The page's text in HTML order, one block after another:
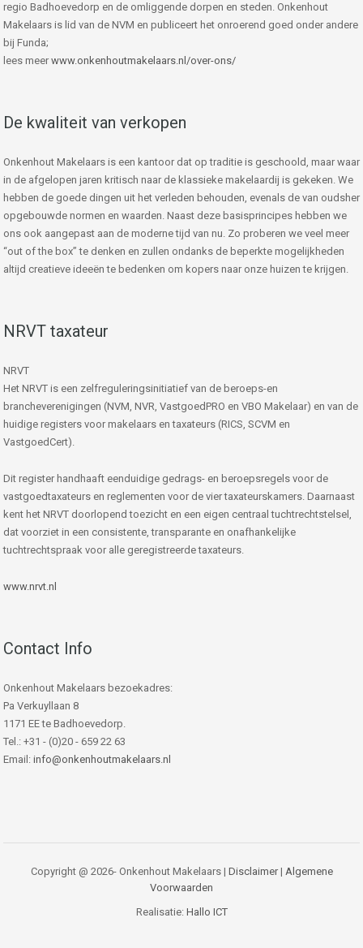
regio Badhoevedorp en de omliggende dorpen en steden. Onkenhout
Makelaars is lid van de NVM en publiceert het onroerend goed onder andere
bij Funda;
lees meer www.onkenhoutmakelaars.nl/over-ons/
De kwaliteit van verkopen
Onkenhout Makelaars is een kantoor dat op traditie is geschoold, maar waar
in de afgelopen jaren kritisch naar de klassieke makelaardij is gekeken. We
hebben de goede dingen uit het verleden behouden, evenals de van oudsher
opgebouwde normen en waarden. Naast deze basisprincipes hebben we
ons ook aangepast aan de moderne tijd van nu. Zo proberen we veel meer
“out of the box” te denken en zullen ondanks de beperkte mogelijkheden
altijd creatieve ideeën te bedenken om kopers naar onze huizen te krijgen.
NRVT taxateur
NRVT
Het NRVT is een zelfreguleringsinitiatief van de beroeps-en
brancheverenigingen (NVM, NVR, VastgoedPRO en VBO Makelaar) en van de
huidige registers voor makelaars en taxateurs (RICS, SCVM en
VastgoedCert).
Dit register handhaaft eenduidige gedrags- en beroepsregels voor de
vastgoedtaxateurs en reglementen voor de vier taxateurskamers. Daarnaast
kent het NRVT doorlopend toezicht en een eigen centraal tuchtrechtstelsel,
dat voorziet in een consistente, transparante en onafhankelijke
tuchtrechtspraak voor alle geregistreerde taxateurs.
www.nrvt.nl
Contact Info
Onkenhout Makelaars bezoekadres:
Pa Verkuyllaan 8
1171 EE te Badhoevedorp.
Tel.: +31 - (0)20 - 659 22 63
Email: info@onkenhoutmakelaars.nl
Copyright @ 2026- Onkenhout Makelaars | Disclaimer| Algemene
Voorwaarden
Realisatie: Hallo ICT